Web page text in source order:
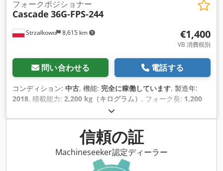
Strzałkowo 8,615 km
フォークポジショナー
Cascade 36G-FPS-244
€1,400
VB 消費税別
問い合わせる 電話する
コンディション: 中古, 機能: 完全に稼働しています, 製造年:
2018, 積載能力: 2,200 kg（キログラム） , フォーク長: 1,200
信頼の証
Machineseeker認定ディーラー